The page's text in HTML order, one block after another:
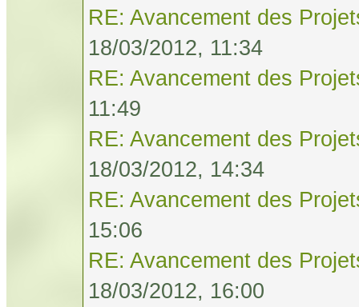
RE: Avancement des
18/03/2012, 11:34
RE: Avancement des
11:49
RE: Avancement des
18/03/2012, 14:34
RE: Avancement des
15:06
RE: Avancement des
18/03/2012, 16:00